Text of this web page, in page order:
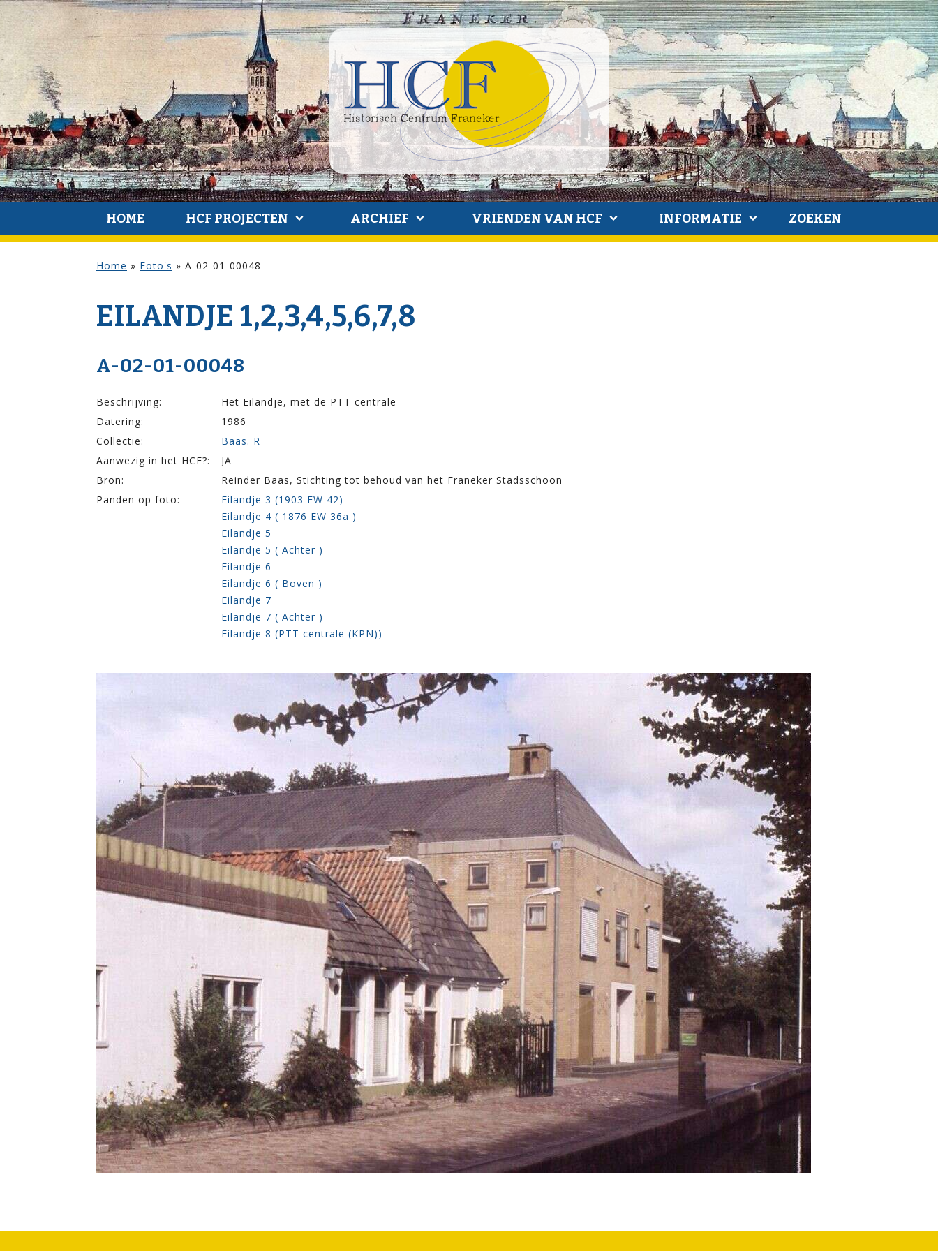
HOME HCF PROJECTEN ARCHIEF VRIENDEN VAN HCF INFORMATIE ZOEKEN
Home » Foto's » A-02-01-00048
EILANDJE 1,2,3,4,5,6,7,8
A-02-01-00048
Beschrijving:
Het Eilandje, met de PTT centrale
Datering:
1986
Collectie:
Baas. R
Aanwezig in het HCF?:
JA
Bron:
Reinder Baas, Stichting tot behoud van het Franeker Stadsschoon
Panden op foto:
Eilandje 3 (1903 EW 42)
Eilandje 4 ( 1876 EW 36a )
Eilandje 5
Eilandje 5 ( Achter )
Eilandje 6
Eilandje 6 ( Boven )
Eilandje 7
Eilandje 7 ( Achter )
Eilandje 8 (PTT centrale (KPN))